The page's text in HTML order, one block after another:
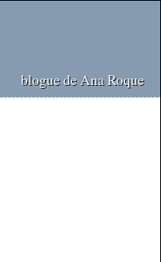
blogue de Ana Roque